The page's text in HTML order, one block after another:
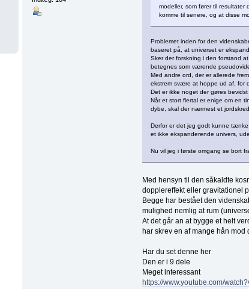
modeller, som fører til resultater
komme til senere, og at disse
Problemet inden for den
baseret på, at universet er
Sker der forskning i den forstand
betegnes som værende
Med andre ord, der er allerede
ekstrem svære at hoppe ud af, for
Det er ikke noget der gøres
Når et stort flertal er enige om en
dybe, skal der nærmest et
Derfor er det jeg godt kunne
et ikke ekspanderende univers,
Nu vil jeg i første omgang se bort
Med hensyn til den såkaldte
dopplereffekt eller gravitationel
Begge har bestået den
mulighed nemlig at rum
At det går an at bygge et helt
har skrev en af mange hån
Har du set denne her
Den er i 9 dele
Meget interessant
https://www.youtube.com/